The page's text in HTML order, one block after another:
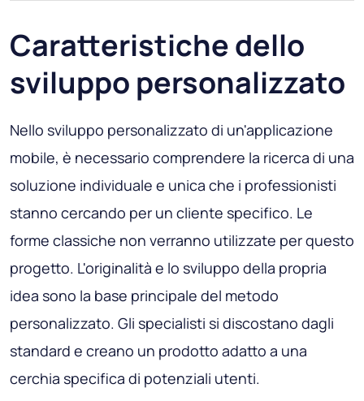
Caratteristiche dello
sviluppo personalizzato
Nello sviluppo personalizzato di un'applicazione
mobile, è necessario comprendere la ricerca di una
soluzione individuale e unica che i professionisti
stanno cercando per un cliente specifico. Le
forme classiche non verranno utilizzate per questo
progetto. L'originalità e lo sviluppo della propria
idea sono la base principale del metodo
personalizzato. Gli specialisti si discostano dagli
standard e creano un prodotto adatto a una
cerchia specifica di potenziali utenti.